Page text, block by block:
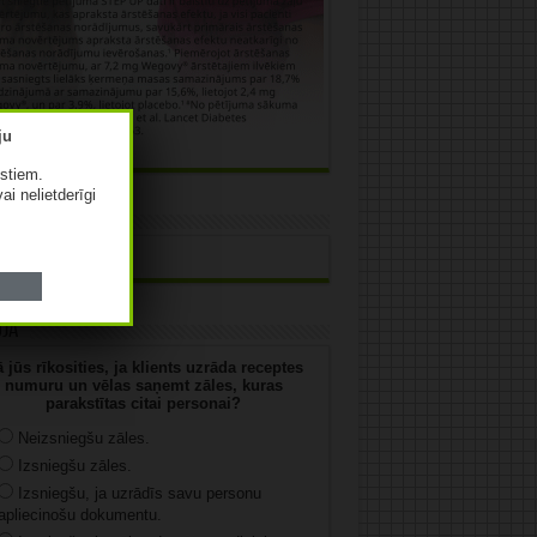
jūs rīkosities, ja klients uzrāda receptes
numuru un vēlas saņemt zāles, kuras
parakstītas citai personai?
Neizsniegšu zāles.
Izsniegšu zāles.
Izsniegšu, ja uzrādīs savu personu
apliecinošu dokumentu.
nelietderīgi